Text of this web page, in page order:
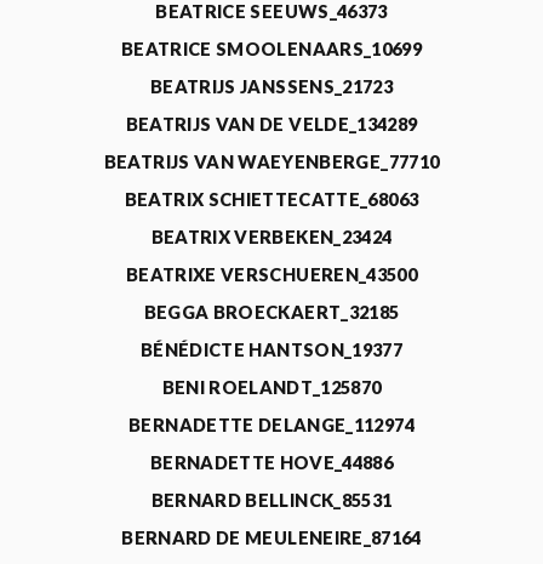
BEATRICE SEEUWS_46373
BEATRICE SMOOLENAARS_10699
BEATRIJS JANSSENS_21723
BEATRIJS VAN DE VELDE_134289
BEATRIJS VAN WAEYENBERGE_77710
BEATRIX SCHIETTECATTE_68063
BEATRIX VERBEKEN_23424
BEATRIXE VERSCHUEREN_43500
BEGGA BROECKAERT_32185
BÉNÉDICTE HANTSON_19377
BENI ROELANDT_125870
BERNADETTE DELANGE_112974
BERNADETTE HOVE_44886
BERNARD BELLINCK_85531
BERNARD DE MEULENEIRE_87164